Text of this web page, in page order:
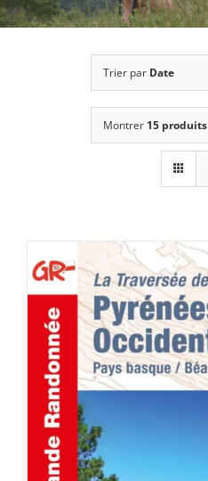
Trier par Date
Montrer 15 produits